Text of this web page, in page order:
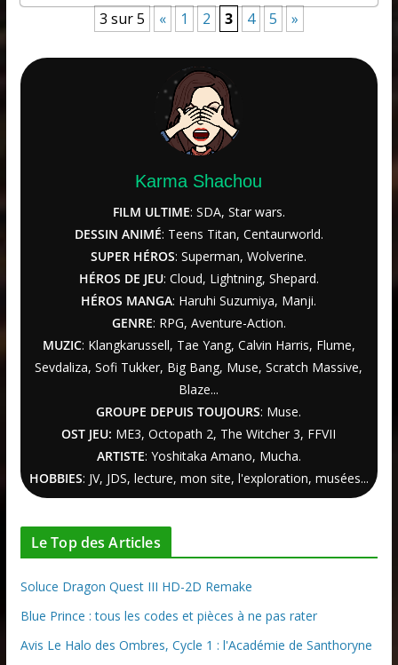
3 sur 5 « 1 2 3 4 5 »
Karma Shachou
FILM ULTIME: SDA, Star wars.
DESSIN ANIMÉ: Teens Titan, Centaurworld.
SUPER HÉROS: Superman, Wolverine.
HÉROS DE JEU: Cloud, Lightning, Shepard.
HÉROS MANGA: Haruhi Suzumiya, Manji.
GENRE: RPG, Aventure-Action.
MUZIC: Klangkarussell, Tae Yang, Calvin Harris, Flume,
Sevdaliza, Sofi Tukker, Big Bang, Muse, Scratch Massive,
Blaze...
GROUPE DEPUIS TOUJOURS: Muse.
OST JEU: ME3,Octopath 2, The Witcher3, FFVII
ARTISTE: Yoshitaka Amano, Mucha.
HOBBIES: JV, JDS, lecture, mon site, l'exploration, musées...
Le Top des Articles
Soluce Dragon Quest III HD-2D Remake
Blue Prince : tous les codes et pièces à ne pas rater
Avis Le Halo des Ombres, Cycle 1 : l'Académie de Santhoryne